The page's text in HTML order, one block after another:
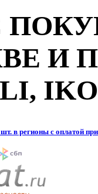
И
в регионы c оплатой